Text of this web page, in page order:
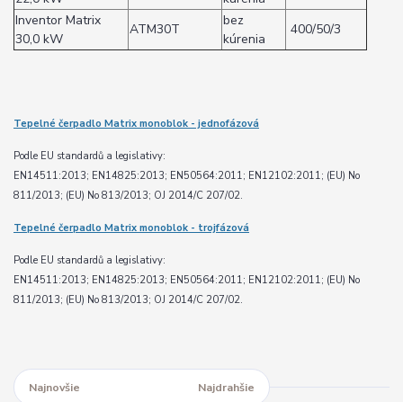
Inventor Matrix
30,0 kW
ATM30T
bez
kúrenia
400/50/3
Tepelné čerpadlo Matrix monoblok - jednofázová
Podle EU standardů a legislativy:
EN14511:2013; EN14825:2013; EN50564:2011; EN12102:2011; (EU) No
811/2013; (EU) No 813/2013; OJ 2014/C 207/02.
Tepelné čerpadlo Matrix monoblok - trojfázová
Podle EU standardů a legislativy:
EN14511:2013; EN14825:2013; EN50564:2011; EN12102:2011; (EU) No
811/2013; (EU) No 813/2013; OJ 2014/C 207/02.
Najnovšie Najdrahšie